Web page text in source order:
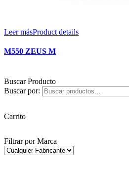
Leer másProduct details
M550 ZEUS M
Buscar Producto
Buscar por:
Carrito
Filtrar por Marca